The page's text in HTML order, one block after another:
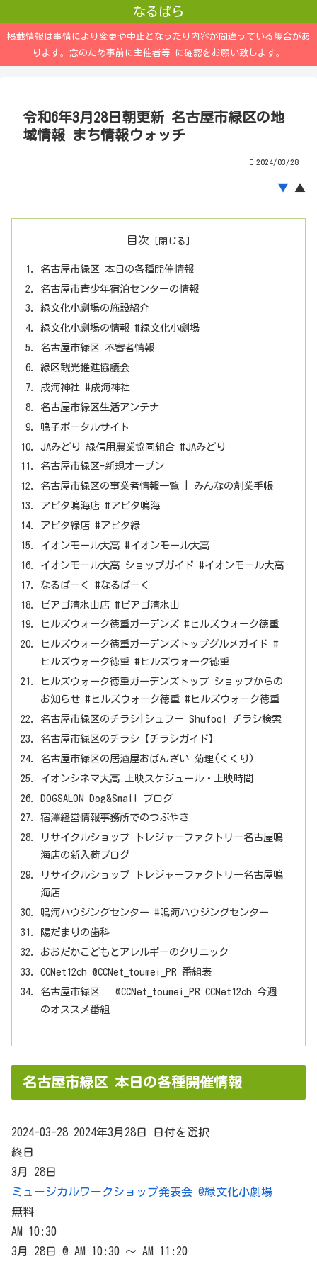
なるぱら
掲載情報は事情により変更や中止となったり内容が間違っている場合があ
ります。念のため事前に主催者等 に確認をお願い致します。
令和6年3月28日朝更新 名古屋市緑区の地
域情報 まち情報ウォッチ
2024/03/28
▼ ▲
目次
名古屋市緑区 本日の各種開催情報
名古屋市青少年宿泊センターの情報
緑文化小劇場の施設紹介
緑文化小劇場の情報 #緑文化小劇場
名古屋市緑区 不審者情報
緑区観光推進協議会
成海神社 #成海神社
名古屋市緑区生活アンテナ
鳴子ポータルサイト
JAみどり 緑信用農業協同組合 #JAみどり
名古屋市緑区-新規オープン
名古屋市緑区の事業者情報一覧 | みんなの創業手帳
アピタ鳴海店 #アピタ鳴海
アピタ緑店 #アピタ緑
イオンモール大高 #イオンモール大高
イオンモール大高 ショップガイド #イオンモール大高
なるぱーく #なるぱーく
ピアゴ清水山店 #ピアゴ清水山
ヒルズウォーク徳重ガーデンズ #ヒルズウォーク徳重
ヒルズウォーク徳重ガーデンズトップグルメガイド #
ヒルズウォーク徳重 #ヒルズウォーク徳重
ヒルズウォーク徳重ガーデンズトップ ショップからの
お知らせ #ヒルズウォーク徳重 #ヒルズウォーク徳重
名古屋市緑区のチラシ|シュフー Shufoo! チラシ検索
名古屋市緑区のチラシ【チラシガイド】
名古屋市緑区の居酒屋おばんざい 菊理(くくり)
イオンシネマ大高 上映スケジュール・上映時間
DOGSALON Dog&Small ブログ
宿澤経営情報事務所でのつぶやき
リサイクルショップ トレジャーファクトリー名古屋鳴
海店の新入荷ブログ
リサイクルショップ トレジャーファクトリー名古屋鳴
海店
鳴海ハウジングセンター #鳴海ハウジングセンター
陽だまりの歯科
おおだかこどもとアレルギーのクリニック
CCNet12ch @CCNet_toumei_PR 番組表
名古屋市緑区 – @CCNet_toumei_PR CCNet12ch 今週
のオススメ番組
名古屋市緑区 本日の各種開催情報
2024-03-28 2024年3月28日 日付を選択
終日
3月 28日
ミュージカルワークショップ発表会 @緑文化小劇場
無料
AM 10:30
3月 28日 @ AM 10:30 ～ AM 11:20